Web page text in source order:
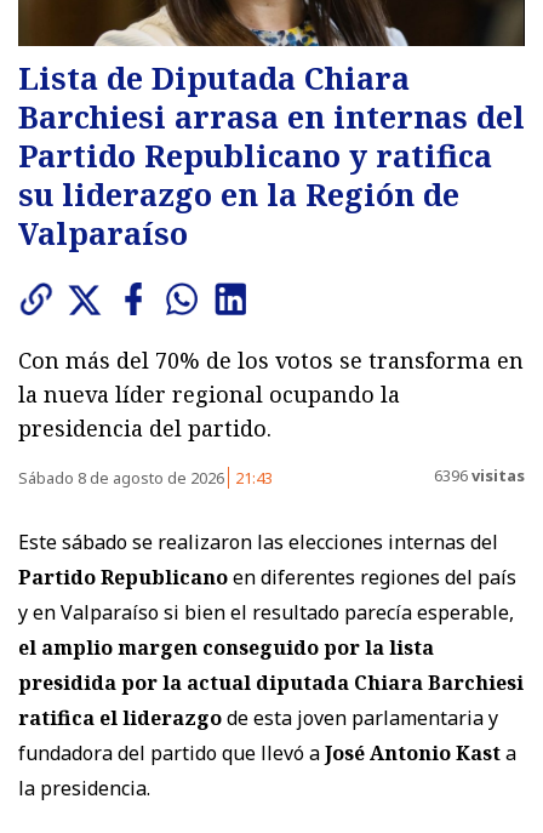
Lista de Diputada Chiara
Barchiesi arrasa en internas del
Partido Republicano y ratifica
su liderazgo en la Región de
Valparaíso
Con más del 70% de los votos se transforma en
la nueva líder regional ocupando la
presidencia del partido.
Sábado 8 de agosto de 2026 21:43 6396visitas
Este sábado se realizaron las elecciones internas del
Partido Republicanoen diferentes regiones del país
y en Valparaíso si bien el resultado parecía esperable,
el amplio margen conseguido por la lista
presidida por la actual diputada Chiara Barchiesi
ratifica el liderazgode esta joven parlamentaria y
fundadora del partido que llevó aJosé Antonio Kasta
la presidencia.